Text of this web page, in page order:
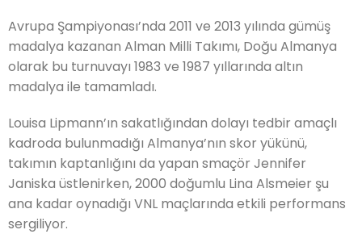
Avrupa Şampiyonası’nda 2011 ve 2013 yılında gümüş
madalya kazanan Alman Milli Takımı, Doğu Almanya
olarak bu turnuvayı 1983 ve 1987 yıllarında altın
madalya ile tamamladı.
Louisa Lipmann’ın sakatlığından dolayı tedbir amaçlı
kadroda bulunmadığı Almanya’nın skor yükünü,
takımın kaptanlığını da yapan smaçör Jennifer
Janiska üstlenirken, 2000 doğumlu Lina Alsmeier şu
ana kadar oynadığı VNL maçlarında etkili performans
sergiliyor.